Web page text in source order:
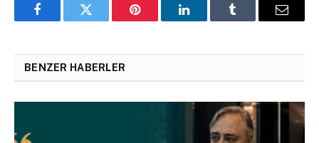
FacebookTwitter Pinterest LinkedInTumblr Email
BENZER HABERLER